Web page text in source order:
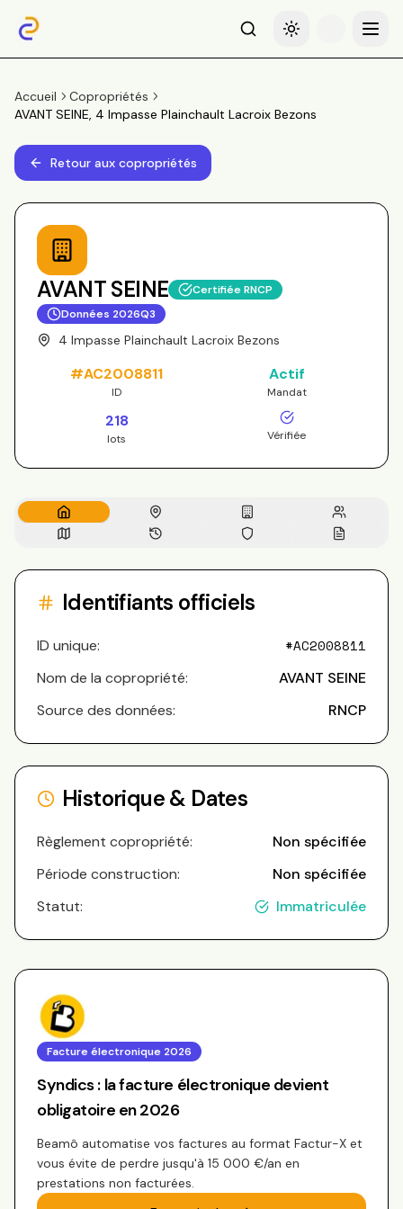
RechercheBasculer le thème
Menu
Accueil
Copropriétés
AVANT SEINE, 4 Impasse Plainchault Lacroix Bezons
Retour aux copropriétés
AVANT SEINE
Certifiée RNCP
Données 2026Q3
4 Impasse Plainchault Lacroix Bezons
#AC2008811
ID
Actif
Mandat
218
lots Vérifiée
Identifiants officiels
ID unique: #AC2008811
Nom de la copropriété:
AVANT SEINE
Source des données:
RNCP
Historique & Dates
Règlement copropriété:
Non spécifiée
Période construction:
Non spécifiée
Statut:
Immatriculée
Facture électronique 2026
Syndics : la facture électronique devient
obligatoire en 2026
Beamô automatise vos factures au format Factur-X et
vous évite de perdre jusqu'à 15 000 €/an en
prestations non facturées.